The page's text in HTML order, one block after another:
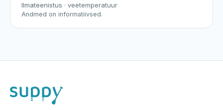
Ilmateenistus · veetemperatuur
Andmed on informatiivsed.